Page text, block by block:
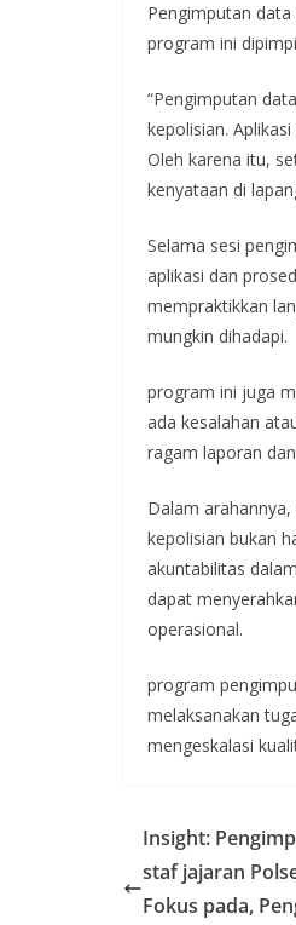
Pengimputan
program ini
“Pengimputan
kepolisian.
Oleh karena itu,
kenyataan di
Selama sesi
aplikasi dan
mempraktikkan
mungkin dihadapi.
program ini juga
ada kesalahan
ragam laporan
Dalam
kepolisian bukan
akuntabilitas
dapat
operasional.
program
melaksanakan
mengeskalasi
Insight:
staf jajaran
Fokus pada,